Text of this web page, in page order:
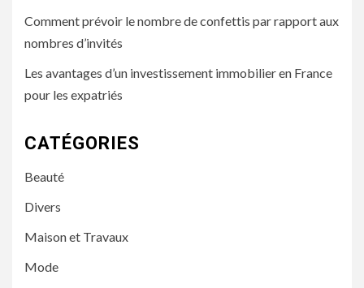
Comment prévoir le nombre de confettis par rapport aux
nombres d’invités
Les avantages d’un investissement immobilier en France
pour les expatriés
CATÉGORIES
Beauté
Divers
Maison et Travaux
Mode